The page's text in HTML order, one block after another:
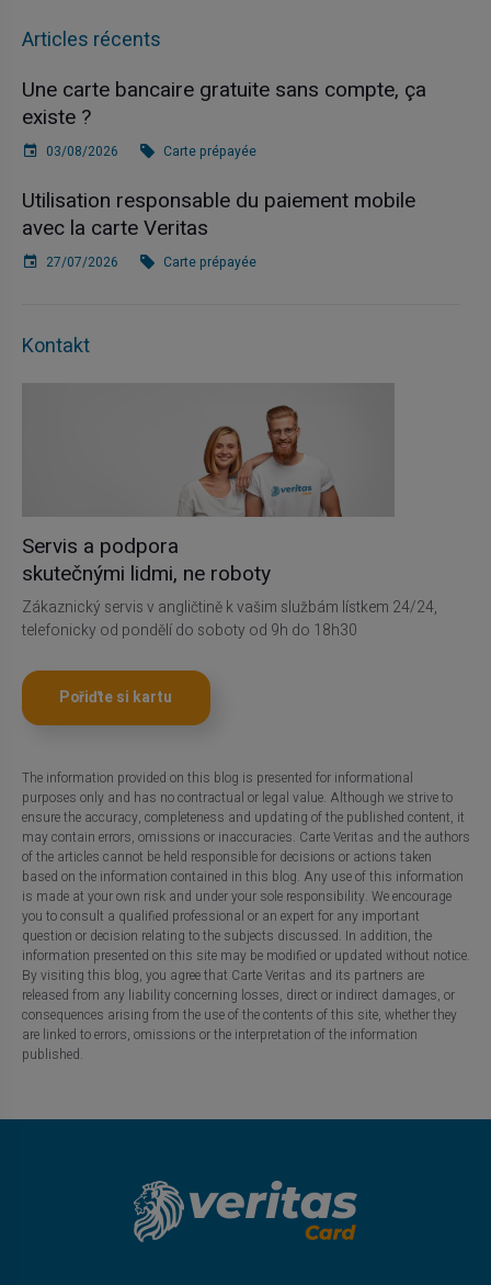
Articles récents
Une carte bancaire gratuite sans compte, ça
existe ?
03/08/2026 Carte prépayée
Utilisation responsable du paiement mobile
avec la carte Veritas
27/07/2026 Carte prépayée
Kontakt
Servis a podpora
skutečnými lidmi, ne roboty
Zákaznický servis v angličtině k vašim službám lístkem 24/24,
telefonicky od pondělí do soboty od 9h do 18h30
Pořiďte si kartu
The information provided on this blog is presented for informational
purposes only and has no contractual or legal value. Although we strive to
ensure the accuracy, completeness and updating of the published content, it
may contain errors, omissions or inaccuracies. Carte Veritas and the authors
of the articles cannot be held responsible for decisions or actions taken
based on the information contained in this blog. Any use of this information
is made at your own risk and under your sole responsibility. We encourage
you to consult a qualified professional or an expert for any important
question or decision relating to the subjects discussed. In addition, the
information presented on this site may be modified or updated without notice.
By visiting this blog, you agree that Carte Veritas and its partners are
released from any liability concerning losses, direct or indirect damages, or
consequences arising from the use of the contents of this site, whether they
are linked to errors, omissions or the interpretation of the information
published.